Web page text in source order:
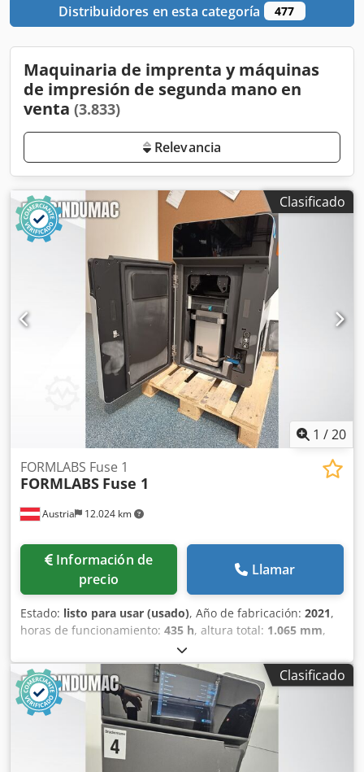
Distribuidores en esta categoría 477
Maquinaria de imprenta y máquinas
de impresión de segunda mano en
venta (3.833)
Relevancia
Clasificado
1 /20
Austria 12.024 km
FORMLABS Fuse 1
FORMLABS Fuse 1
Información de
precio
Llamar
Estado: listo para usar (usado), Año de fabricación: 2021,
horas de funcionamiento: 435 h, altura total: 1.065 mm,
, peso total:
165 mm, longitud del producto (máx.):685 mm, número
de ejes:3, Impresora 3D de plástico fabricada en 2021.
Esta FORMLABS Fuse 1 cuenta con un volumen de
construcción de 165 x 165 x 300 mm y una capacidad de
tolva de 8,5 kg para nylon PA12. Funciona con un láser tipo
Ytterbium Fiber y tiene un tamaño máximo de pieza de
15,9 x 15,9 x 29,5 cm. Si está buscando obtener
Clasificado